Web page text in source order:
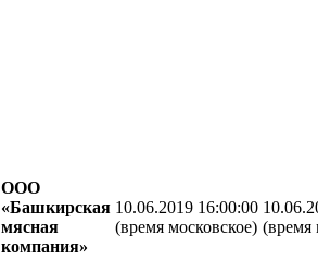
ООО
«Башкирская
мясная
компания»
10.06.2019 16:00:00
(время московское) (время